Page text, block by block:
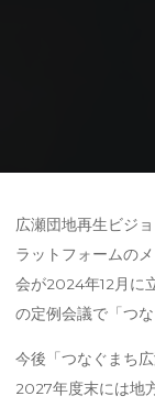
広瀬団地再生ビジ
ラットフォームの
会が2024年12月に
の定例会議で「つ
今後「つなぐまち
2027年度末には地